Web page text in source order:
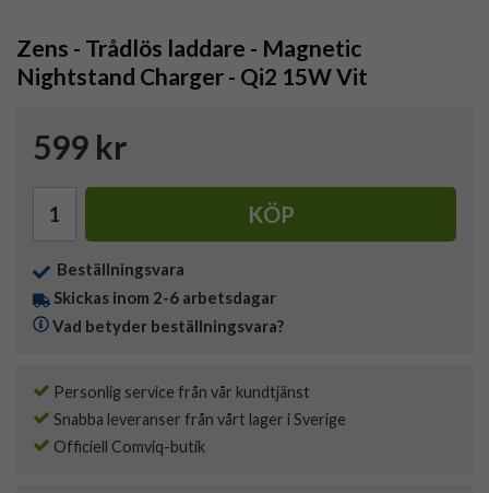
Zens - Trådlös laddare - Magnetic
Nightstand Charger - Qi2 15W Vit
599 kr
KÖP
Beställningsvara
Skickas inom 2-6 arbetsdagar
Vad betyder beställningsvara?
Personlig service från vår kundtjänst
Snabba leveranser från vårt lager i Sverige
Officiell Comviq-butik